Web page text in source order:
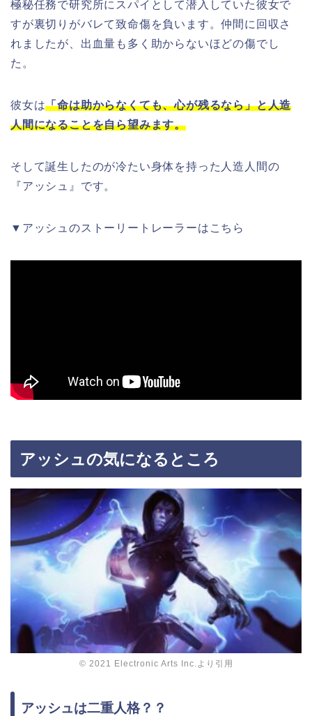
極秘任務で研究所にスパイとして潜入していた彼女で
すが裏切りがバレて致命傷を負います。仲間に回収さ
れましたが、出血量も多く助からないほどの傷でし
た。
彼女は「命は助からなくても、心が残るなら」と人造
人間になることを自ら望みます。
そして誕生したのが冷たい身体を持った人造人間の
『アッシュ』です。
▼アッシュのストーリートレーラーはこちら
アッシュの気になるところ
© 2021 Electronic Arts Inc.より引用
アッシュは二重人格？？